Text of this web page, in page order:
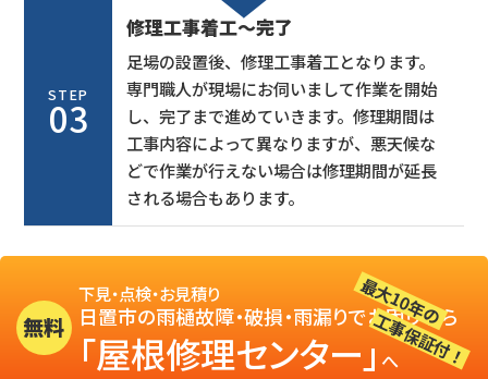
STEP
03
修理工事着工〜完了
足場の設置後、修理工事着工となります。
専門職人が現場にお伺いまして作業を開始
し、完了まで進めていきます。修理期間は
工事内容によって異なりますが、悪天候な
どで作業が行えない場合は修理期間が延長
される場合もあります。
無料
下見・点検・お見積り
日置市の雨樋故障・破損・雨漏りでお困りなら
「屋根修理センター」 へ
最大10年の
工事保証付！